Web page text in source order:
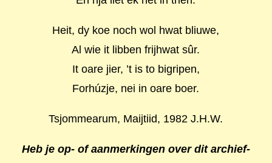
Heit, dy koe noch wol hwat bliuwe,
Al wie it libben frijhwat sûr.
It oare jier, ’t is to bigripen,
Forhúzje, nei in oare boer.
Tsjommearum, Maijtiid, 1982 J.H.W.
Heb je op- of aanmerkingen over dit archief-